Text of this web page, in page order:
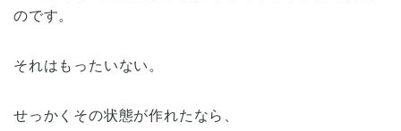
のです。
それはもったいない。
せっかくその状態が作れたなら、